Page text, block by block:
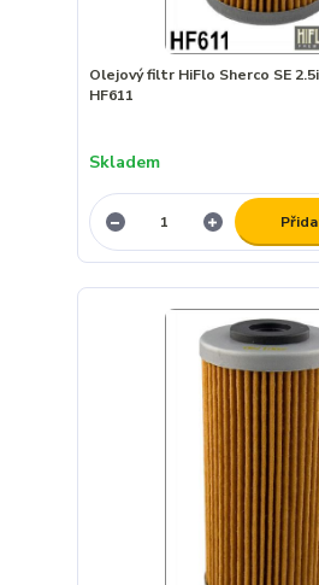
Olejový filtr HiFlo Sherco SE
HF611
Skladem